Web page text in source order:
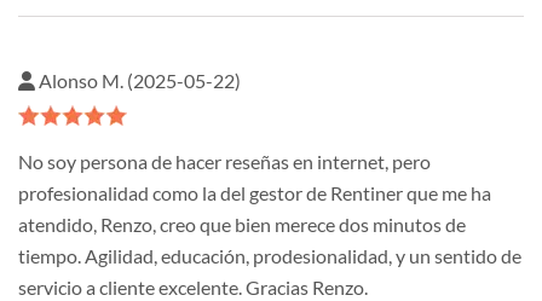
Alonso M. (2025-05-22)
No soy persona de hacer reseñas en internet, pero
profesionalidad como la del gestor de Rentiner que me ha
atendido, Renzo, creo que bien merece dos minutos de
tiempo. Agilidad, educación, prodesionalidad, y un sentido de
servicio a cliente excelente. Gracias Renzo.